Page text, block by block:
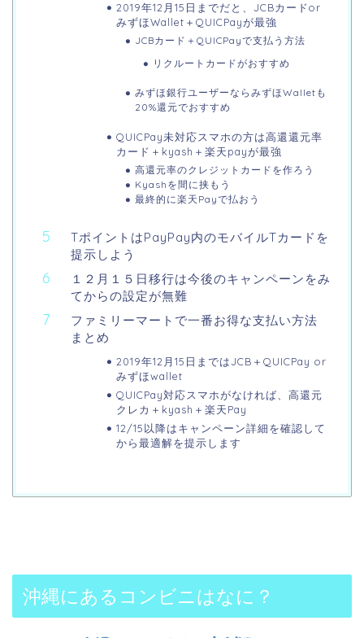
2019年12月15日までだと、JCBカードor
みずほWallet＋QUICPayが最強
JCBカード＋QUICPayで支払う方法
リクルートカードがおすすめ
みずほ銀行ユーザーならみずほWalletも
20%還元でおすすめ
QUICPay未対応スマホの方は高還還元率
カード＋kyash＋楽天payが最強
高還元率のクレジットカードを作ろう
Kyashを間に挟もう
最終的に楽天Payで払おう
TポイントはPayPay内のモバイルTカードを
提示しよう
１２月１５日移行は今後のキャンペーンをみ
てからの設定が無難
ファミリーマートで一番お得な支払い方法
まとめ
2019年12月15日まではJCB＋QUICPay or
みずほwallet
QUICPay対応スマホがなければ、高還元
クレカ＋kyash＋楽天Pay
12/15以降はキャンペーン詳細を確認して
から最適解を提示します
沖縄にあるコンビニはなに？